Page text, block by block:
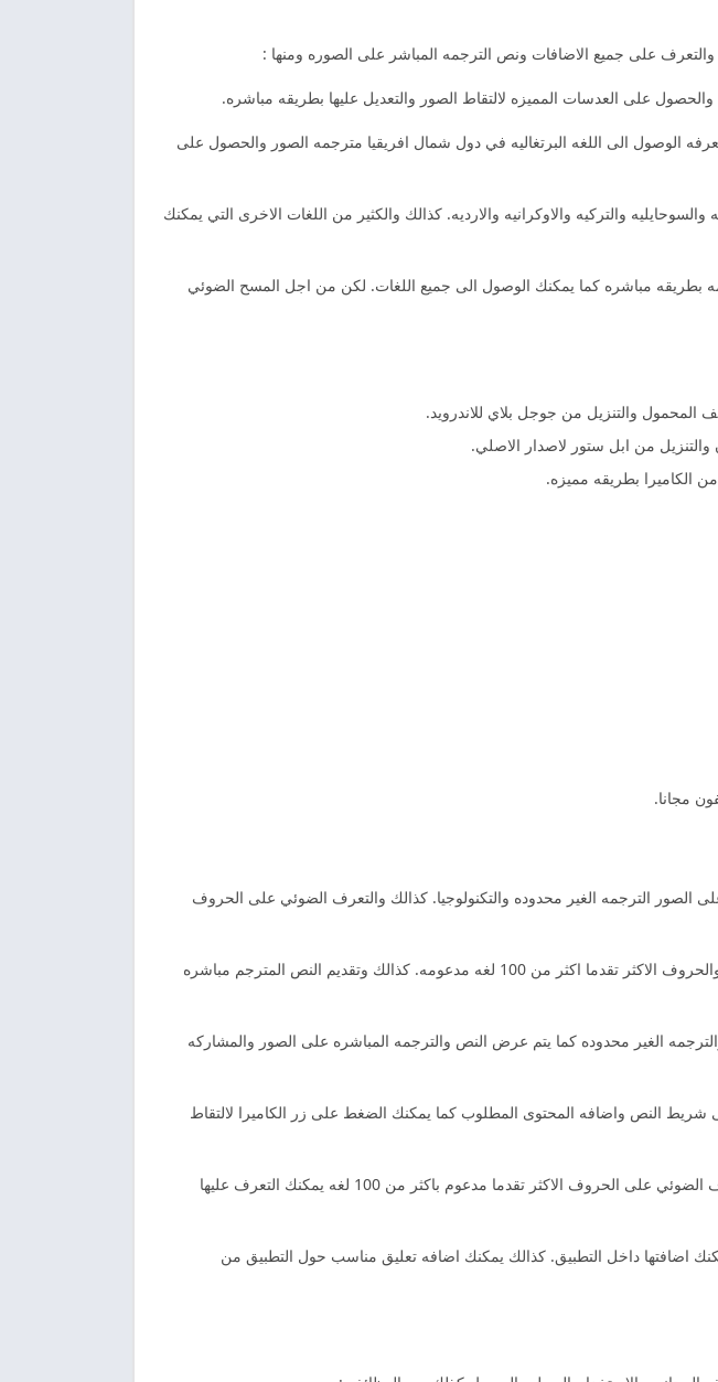
على جميع الاضافات ونص الترجمه المباشر على الصوره ومنها :
على العدسات المميزه لالتقاط الصور والتعديل عليها بطريقه مباشره.
الوصول الى اللغه البرتغاليه في دول شمال افريقيا مترجمه الصور والحصول على
والتركيه والاوكرانيه والارديه. كذالك والكثير من اللغات الاخرى التي يمكنك
بطريقه مباشره كما يمكنك الوصول الى جميع اللغات. لكن من اجل المسح الضوئي
والتنزيل من جوجل بلاي للاندرويد.
من ابل ستور لاصدار الاصلي.
الكاميرا بطريقه مميزه.
مجانا.
الترجمه الغير محدوده والتكنولوجيا. كذالك والتعرف الضوئي على الحروف
الحصول على الترجمه الغير محدوده والتكنولوجيا والتعرف الضوئي والحروف الاكثر تقدما اكثر من 100 لغه مدعومه. كذالك وتقديم النص المترجم مباشره
الغير محدوده كما يتم عرض النص والترجمه المباشره على الصور والمشاركه
النص واضافه المحتوى المطلوب كما يمكنك الضغط على زر الكاميرا لالتقاط
الوصول الى كم كبير من اجل الترجمه الغير محدوده. كذالك والتعرف الضوئي على الحروف الاكثر تقدما مدعوم باكثر من 100 لغه يمكنك التعرف عليها
لجميع الصور التي يمكنك اضافتها داخل التطبيق. كذالك يمكنك اضافه تعليق مناسب حول التطبيق من